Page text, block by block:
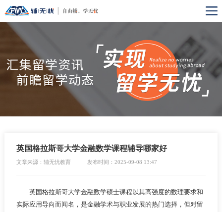
英国格拉斯哥大学金融数学课程辅导哪家好
文章来源：辅无忧教育 发布时间：2025-09-08 13:47
英国格拉斯哥大学金融数学硕士课程以其高强度的数理要求和
实际应用导向而闻名，是金融学术与职业发展的热门选择，但对留